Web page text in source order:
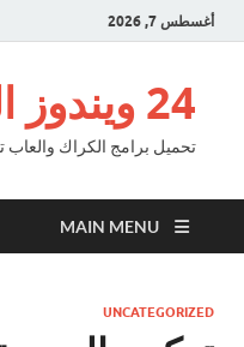
أغسطس 7, 2026
24 ويندوز الكراك
تحميل برامج الكراك والعاب
MAIN MENU
UNCATEGORIZED